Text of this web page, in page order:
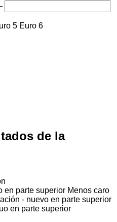
5 Euro 6
de la
en parte superior Menos caro
- nuevo en parte superior
en parte superior